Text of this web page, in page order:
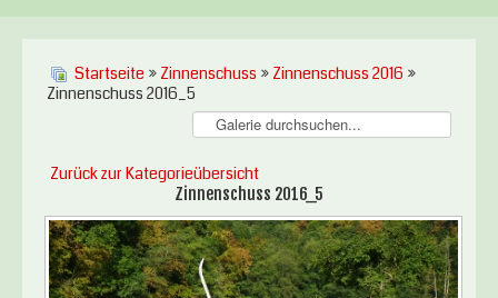
Startseite » Zinnenschuss » Zinnenschuss 2016 »
Zinnenschuss 2016_5
Zurück zur Kategorieübersicht
Zinnenschuss 2016_5